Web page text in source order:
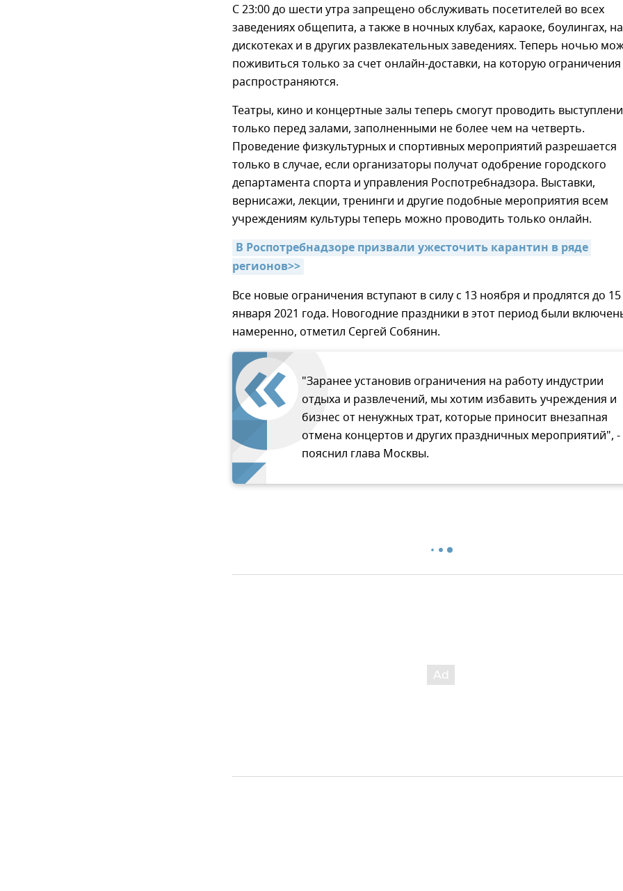
С 23:00 до шести утра запрещено обслуживать посетителей во всех
заведениях общепита, а также в ночных клубах, караоке, боулингах, на
дискотеках и в других развлекательных заведениях. Теперь ночью
поживиться только за счет онлайн-доставки, на которую
распространяются.
Театры, кино и концертные залы теперь смогут проводить
только перед залами, заполненными не более чем на четверть.
Проведение физкультурных и спортивных мероприятий разрешается
только в случае, если организаторы получат одобрение городского
департамента спорта и управления Роспотребнадзора. Выставки,
вернисажи, лекции, тренинги и другие подобные мероприятия всем
учреждениям культуры теперь можно проводить только онлайн.
В Роспотребнадзоре призвали ужесточить карантин в ряде
регионов>>
Все новые ограничения вступают в силу с 13 ноября и продлятся до 15
января 2021 года. Новогодние праздники в этот период были
намеренно, отметил Сергей Собянин.
"Заранее установив ограничения на работу индустрии
отдыха и развлечений, мы хотим избавить учреждения и
бизнес от ненужных трат, которые приносит внезапная
отмена концертов и других праздничных мероприятий", -
пояснил глава Москвы.